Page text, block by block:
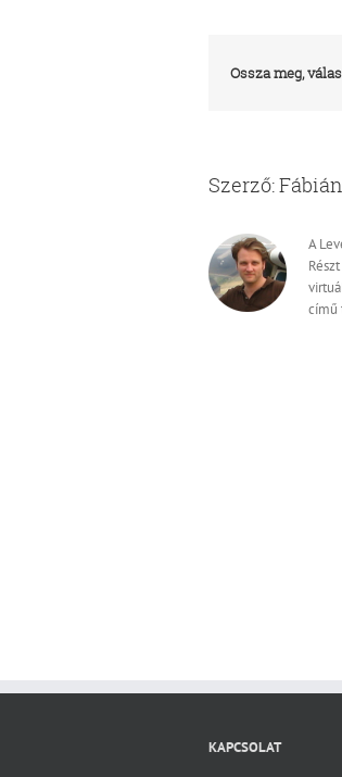
Ossza meg,
Szerző:
A
című
KAPCSOLAT